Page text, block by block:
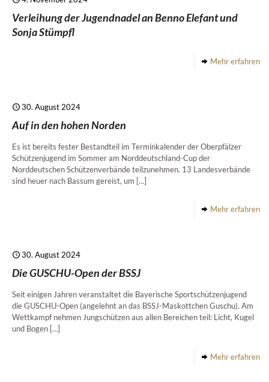
Verleihung der Jugendnadel an Benno Elefant und
Sonja Stümpfl
Mehr erfahren
30. August 2024
Auf in den hohen Norden
Es ist bereits fester Bestandteil im Terminkalender der Oberpfälzer
Schützenjugend im Sommer am Norddeutschland-Cup der
Norddeutschen Schützenverbände teilzunehmen. 13 Landesverbände
sind heuer nach Bassum gereist, um […]
Mehr erfahren
30. August 2024
Die GUSCHU-Open der BSSJ
Seit einigen Jahren veranstaltet die Bayerische Sportschützenjugend
die GUSCHU-Open (angelehnt an das BSSJ-Maskottchen Guschu). Am
Wettkampf nehmen Jungschützen aus allen Bereichen teil: Licht, Kugel
und Bogen […]
Mehr erfahren